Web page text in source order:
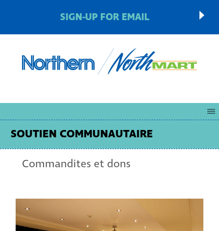
SIGN-UP FOR EMAIL
SOUTIEN COMMUNAUTAIRE
Commandites et dons